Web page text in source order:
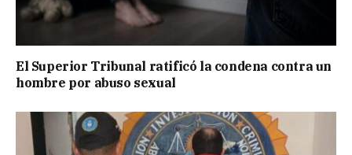
El Superior Tribunal ratificó la condena contra un
hombre por abuso sexual